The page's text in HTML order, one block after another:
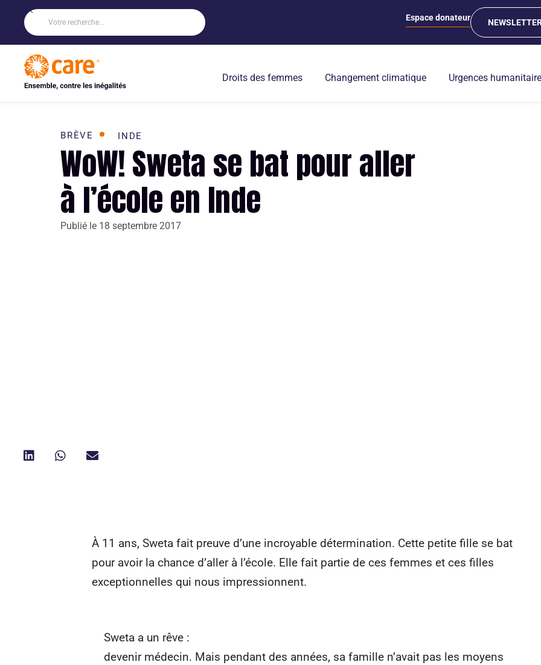
Espace donateur
Droits des femmes Changement climatique Urgences
BRÈVE INDE
WoW! Sweta se bat pour aller
à l’école en Inde
Publié le 18 septembre 2017
À 11 ans, Sweta fait preuve d’une incroyable détermination. Cette petite fille se bat
pour avoir la chance d’aller à l’école. Elle fait partie de ces femmes et ces filles
exceptionnelles qui nous impressionnent.
Sweta a un rêve :
devenir médecin. Mais pendant des années, sa famille n’avait pas les moyens